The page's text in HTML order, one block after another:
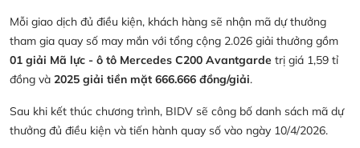
Mỗi giao dịch đủ điều kiện, khách hàng sẽ nhận mã dự thưởng
tham gia quay số may mắn với tổng cộng 2.026 giải thưởng gồm
01 giải Mã lực - ô tô Mercedes C200 Avantgarde trị giá 1,59 tỉ
đồng và 2025 giải tiền mặt 666.666 đồng/giải.
Sau khi kết thúc chương trình, BIDV sẽ công bố danh sách mã dự
thưởng đủ điều kiện và tiến hành quay số vào ngày 10/4/2026.